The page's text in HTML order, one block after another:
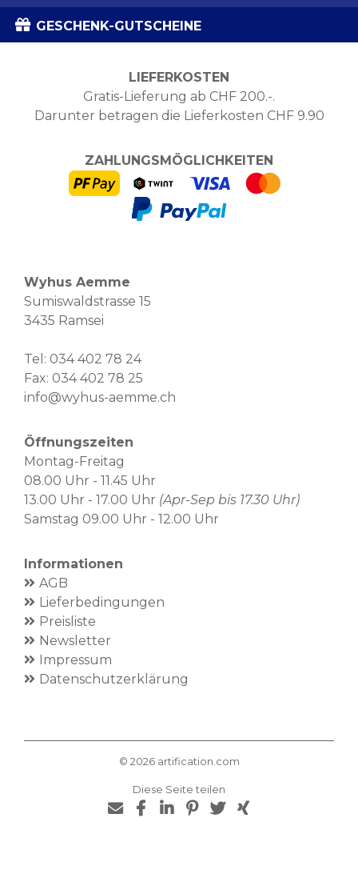
GESCHENK-GUTSCHEINE
LIEFERKOSTEN
Gratis-Lieferung ab CHF 200.-.
Darunter betragen die Lieferkosten CHF 9.90
ZAHLUNGSMÖGLICHKEITEN
Wyhus Aemme
Sumiswaldstrasse 15
3435 Ramsei
Tel: 034 402 78 24
Fax: 034 402 78 25
info@wyhus-aemme.ch
Öffnungszeiten
Montag-Freitag
08.00 Uhr - 11.45 Uhr
13.00 Uhr - 17.00 Uhr (Apr-Sep bis 17.30 Uhr)
Samstag 09.00 Uhr - 12.00 Uhr
Informationen
AGB
Lieferbedingungen
Preisliste
Newsletter
Impressum
Datenschutzerklärung
© 2026 artification.com
Diese Seite teilen